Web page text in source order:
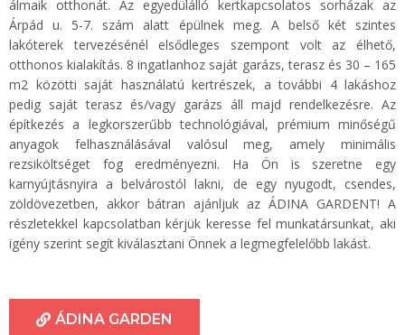
álmaik otthonát. Az egyedülálló kertkapcsolatos sorházak az
Árpád u. 5-7. szám alatt épülnek meg. A belső két szintes
lakóterek tervezésénél elsődleges szempont volt az élhető,
otthonos kialakítás. 8 ingatlanhoz saját garázs, terasz és 30 – 165
m2 közötti saját használatú kertrészek, a további 4 lakáshoz
pedig saját terasz és/vagy garázs áll majd rendelkezésre. Az
építkezés a legkorszerűbb technológiával, prémium minőségű
anyagok felhasználásával valósul meg, amely minimális
rezsiköltséget fog eredményezni. Ha Ön is szeretne egy
karnyújtásnyira a belvárostól lakni, de egy nyugodt, csendes,
zöldövezetben, akkor bátran ajánljuk az ÁDINA GARDENT! A
részletekkel kapcsolatban kérjük keresse fel munkatársunkat, aki
igény szerint segít kiválasztani Önnek a legmegfelelőbb lakást.
ÁDINA GARDEN